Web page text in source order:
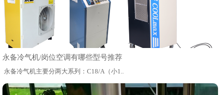
永备冷气机/岗位空调有哪些型号推荐
永备冷气机主要分两大系列：C18/A（小1..